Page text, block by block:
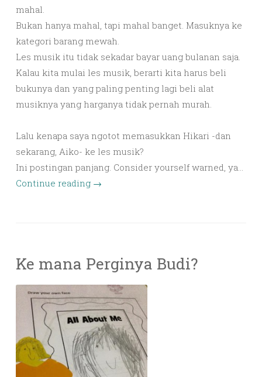
mahal.
Bukan hanya mahal, tapi mahal banget. Masuknya ke
kategori barang mewah.
Les musik itu tidak sekadar bayar uang bulanan saja.
Kalau kita mulai les musik, berarti kita harus beli
bukunya dan yang paling penting lagi beli alat
musiknya yang harganya tidak pernah murah.
Lalu kenapa saya ngotot memasukkan Hikari -dan
sekarang, Aiko- ke les musik?
Ini postingan panjang. Consider yourself warned, ya…
Continue reading →
Ke mana Perginya Budi?